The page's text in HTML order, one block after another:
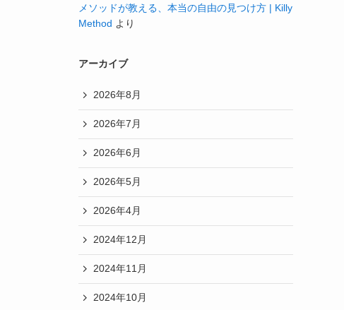
メソッドが教える、本当の自由の見つけ方 | Killy
Method より
アーカイブ
2026年8月
2026年7月
2026年6月
2026年5月
2026年4月
2024年12月
2024年11月
2024年10月